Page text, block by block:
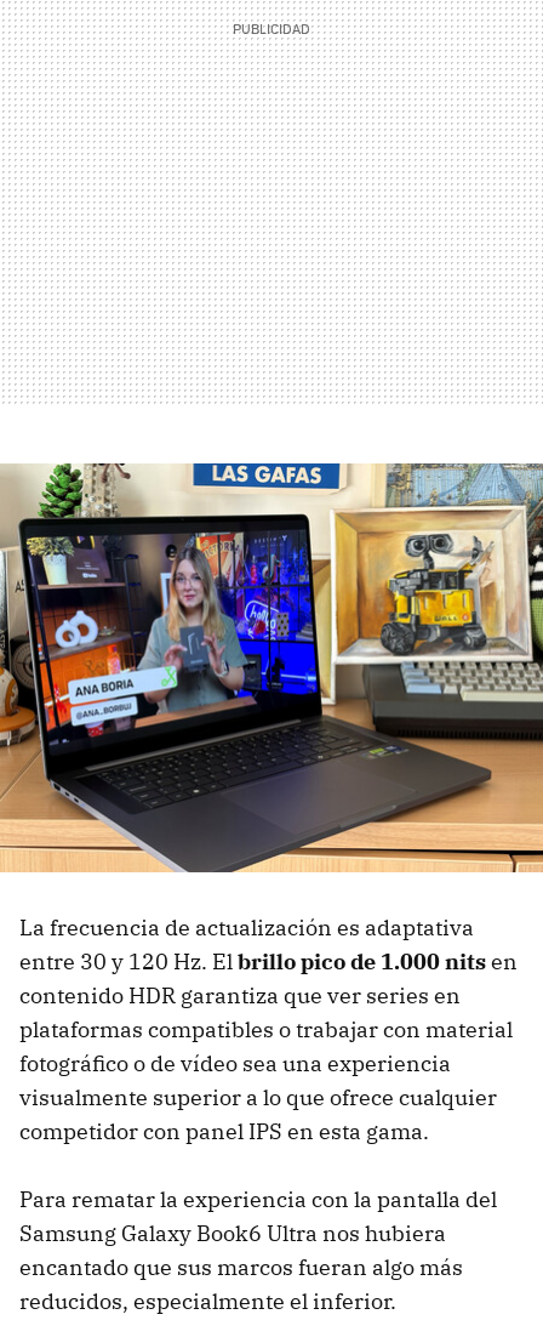
La frecuencia de actualización es adaptativa
entre 30 y 120 Hz. El brillo pico de 1.000 nitsen
contenido HDR garantiza que ver series en
plataformas compatibles o trabajar con material
fotográfico o de vídeo sea una experiencia
visualmente superior a lo que ofrece cualquier
competidor con panel IPS en esta gama.
Para rematar la experiencia con la pantalla del
Samsung Galaxy Book6 Ultra nos hubiera
encantado que sus marcos fueran algo más
reducidos, especialmente el inferior.